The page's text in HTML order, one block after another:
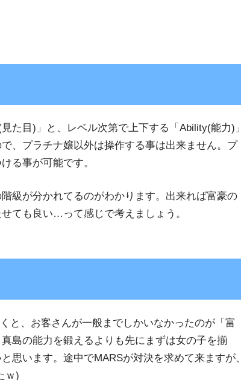
た目)」と、レベル次第で上下する「Ability(能力)」
、プラチナ嬢以外は操作する事は出来ません。プ
る事が可能です。
級が分かれてるのがわかります。出来れば富豪の
ても良い…って感じで考えましょう。
と、お客さんが一般までしかいなかったのが「富
島の能力を鍛えるよりも先にまずは女の子を揃
思います。途中でMARSが対決を求めて来ますが、
ｗ)